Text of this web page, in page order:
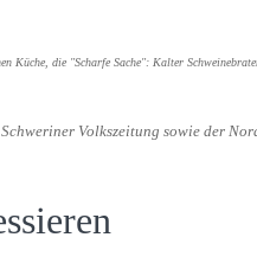
Küche, die "Scharfe Sache": Kalter
Volkszeitung sowie der